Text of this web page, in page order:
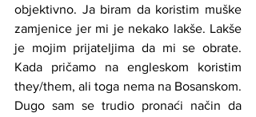
objektivno. Ja biram da koristim muške
zamjenice jer mi je nekako lakše. Lakše
je mojim prijateljima da mi se obrate.
Kada pričamo na engleskom koristim
they/them, ali toga nema na Bosanskom.
Dugo sam se trudio pronaći način da